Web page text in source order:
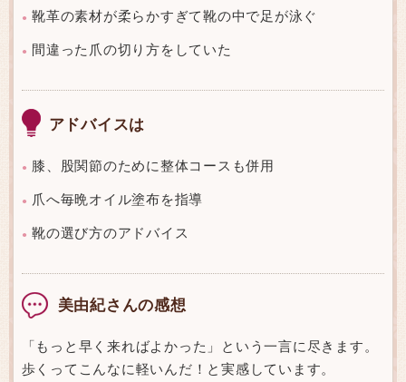
● 靴革の素材が柔らかすぎて靴の中で足が泳ぐ
● 間違った爪の切り方をしていた
アドバイスは
● 膝、股関節のために整体コースも併用
● 爪へ毎晩オイル塗布を指導
● 靴の選び方のアドバイス
美由紀さんの感想
「もっと早く来ればよかった」という一言に尽きます。
歩くってこんなに軽いんだ！と実感しています。